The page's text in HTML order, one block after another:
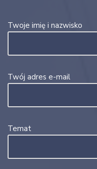
Twoje imię i nazwisko
Twój adres e-mail
Temat